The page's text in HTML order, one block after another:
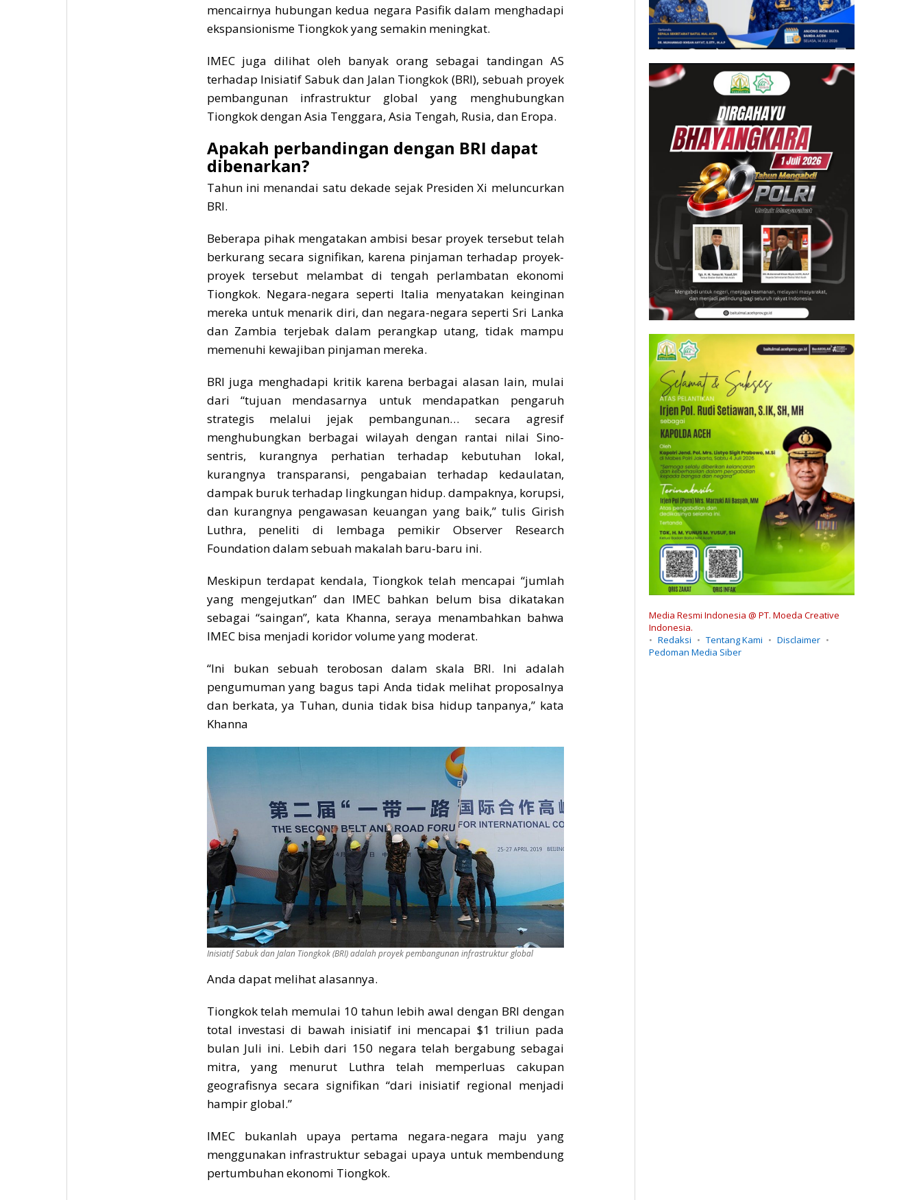
mencairnya hubungan kedua negara Pasifik dalam menghadapi
ekspansionisme Tiongkok yang semakin meningkat.
IMEC juga dilihat oleh banyak orang sebagai tandingan AS
terhadap Inisiatif Sabuk dan Jalan Tiongkok (BRI), sebuah proyek
pembangunan infrastruktur global yang menghubungkan
Tiongkok dengan Asia Tenggara, Asia Tengah, Rusia, dan Eropa.
Apakah perbandingan dengan BRI dapat
dibenarkan?
Tahun ini menandai satu dekade sejak Presiden Xi meluncurkan
BRI.
Beberapa pihak mengatakan ambisi besar proyek tersebut telah
berkurang secara signifikan, karena pinjaman terhadap proyek-
proyek tersebut melambat di tengah perlambatan ekonomi
Tiongkok. Negara-negara seperti Italia menyatakan keinginan
mereka untuk menarik diri, dan negara-negara seperti Sri Lanka
dan Zambia terjebak dalam perangkap utang, tidak mampu
memenuhi kewajiban pinjaman mereka.
BRI juga menghadapi kritik karena berbagai alasan lain, mulai
dari “tujuan mendasarnya untuk mendapatkan pengaruh
strategis melalui jejak pembangunan… secara agresif
menghubungkan berbagai wilayah dengan rantai nilai Sino-
sentris, kurangnya perhatian terhadap kebutuhan lokal,
kurangnya transparansi, pengabaian terhadap kedaulatan,
dampak buruk terhadap lingkungan hidup. dampaknya, korupsi,
dan kurangnya pengawasan keuangan yang baik,” tulis Girish
Luthra, peneliti di lembaga pemikir Observer Research
Foundation dalam sebuah makalah baru-baru ini.
Meskipun terdapat kendala, Tiongkok telah mencapai “jumlah
yang mengejutkan” dan IMEC bahkan belum bisa dikatakan
sebagai “saingan”, kata Khanna, seraya menambahkan bahwa
IMEC bisa menjadi koridor volume yang moderat.
“Ini bukan sebuah terobosan dalam skala BRI. Ini adalah
pengumuman yang bagus tapi Anda tidak melihat proposalnya
dan berkata, ya Tuhan, dunia tidak bisa hidup tanpanya,” kata
Khanna
Inisiatif Sabuk dan Jalan Tiongkok (BRI) adalah proyek pembangunan infrastruktur global
Anda dapat melihat alasannya.
Tiongkok telah memulai 10 tahun lebih awal dengan BRI dengan
total investasi di bawah inisiatif ini mencapai $1 triliun pada
bulan Juli ini. Lebih dari 150 negara telah bergabung sebagai
mitra, yang menurut Luthra telah memperluas cakupan
geografisnya secara signifikan “dari inisiatif regional menjadi
hampir global.”
IMEC bukanlah upaya pertama negara-negara maju yang
menggunakan infrastruktur sebagai upaya untuk membendung
pertumbuhan ekonomi Tiongkok.
Media Resmi Indonesia @ PT. Moeda Creative
Indonesia.
Redaksi
Tentang Kami
Disclaimer
Pedoman Media Siber